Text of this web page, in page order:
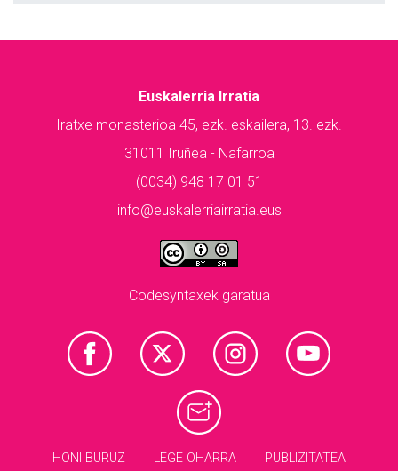
Euskalerria Irratia
Iratxe monasterioa 45, ezk. eskailera, 13. ezk.
31011 Iruñea - Nafarroa
(0034) 948 17 01 51
info@euskalerriairratia.eus
Codesyntaxek garatua
HONI BURUZ LEGE OHARRA PUBLIZITATEA